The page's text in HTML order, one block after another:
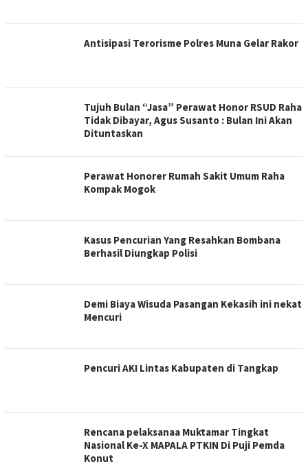
Antisipasi Terorisme Polres Muna Gelar Rakor
Tujuh Bulan “Jasa” Perawat Honor RSUD Raha
Tidak Dibayar, Agus Susanto : Bulan Ini Akan
Dituntaskan
Perawat Honorer Rumah Sakit Umum Raha
Kompak Mogok
Kasus Pencurian Yang Resahkan Bombana
Berhasil Diungkap Polisi
Demi Biaya Wisuda Pasangan Kekasih ini nekat
Mencuri
Pencuri AKI Lintas Kabupaten di Tangkap
Rencana pelaksanaa Muktamar Tingkat
Nasional Ke-X MAPALA PTKIN Di Puji Pemda
Konut